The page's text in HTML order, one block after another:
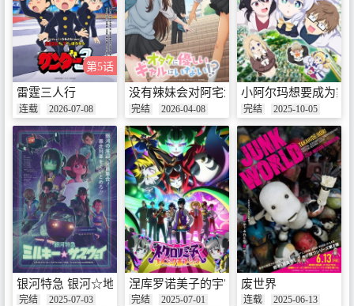
第5话
雷霆三人行
连载 2026-07-08
没有辣妹会对阿宅温柔!?
完结 2026-04-08
小阿尔玛想要成为家
完结 2025-10-05
银河特急 银河☆地铁
完结 2025-07-03
涅库罗诺美子的宇宙恐怖秀
完结 2025-07-01
废世界
连载 2025-06-13